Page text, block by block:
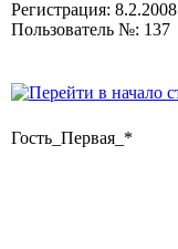
Регистрация: 8.2.2008
Пользователь №: 137
Гость_Первая_*